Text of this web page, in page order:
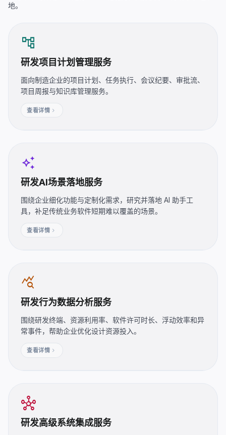
地。
account_tree
研发项目计划管理服务
面向制造企业的项目计划、任务执行、会议纪要、审批流、
项目周报与知识库管理服务。
查看详情chevron_right
auto_awesome
研发AI场景落地服务
围绕企业细化功能与定制化需求，研究并落地 AI 助手工
具，补足传统业务软件短期难以覆盖的场景。
查看详情chevron_right
query_stats
研发行为数据分析服务
围绕研发终端、资源利用率、软件许可时长、浮动效率和异
常事件，帮助企业优化设计资源投入。
查看详情chevron_right
hub
研发高级系统集成服务